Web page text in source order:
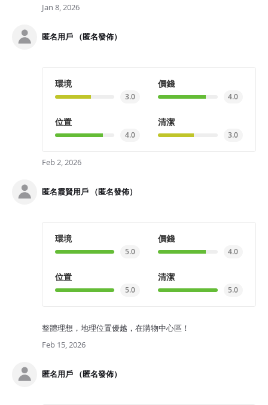
Jan 8, 2026
匿名用戶 （匿名發佈）
環境
3.0
價錢
4.0
位置
4.0
清潔
3.0
Feb 2, 2026
匿名霞賢用戶 （匿名發佈）
環境
5.0
價錢
4.0
位置
5.0
清潔
5.0
整體理想，地理位置優越，在購物中心區！
Feb 15, 2026
匿名用戶 （匿名發佈）